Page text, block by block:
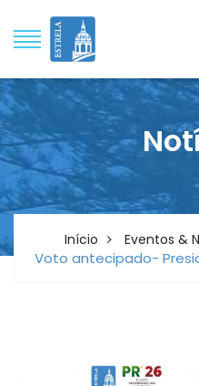
Início Eventos &
Voto antecipado-